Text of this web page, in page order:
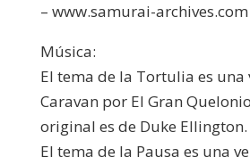
– www.samurai-archives.com
Música:
El tema de la Tortulia es una
Caravan por El Gran
original es de Duke Ellington.
El tema de la Pausa es una